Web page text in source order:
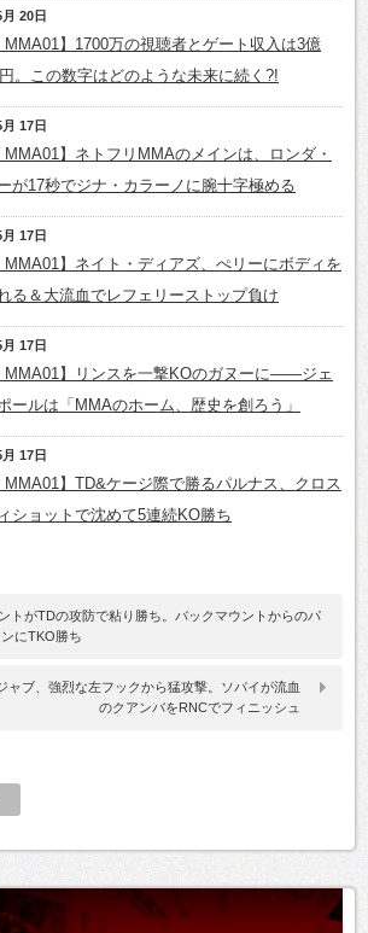
20日
MMA01】1700万の視聴者とゲート収入は3億
。この数字はどのような未来に続く?!
17日
MMA01】ネトフリMMAのメインは、ロンダ・
が17秒でジナ・カラーノに腕十字極める
17日
MMA01】ネイト・ディアズ、ぺリーにボディを
る＆大流血でレフェリーストップ負け
17日
MMA01】リンスを一撃KOのガヌーに――ジェ
ールは「MMAのホーム、歴史を創ろう」
17日
MMA01】TD&ケージ際で勝るパルナス、クロス
ショットで沈めて5連続KO勝ち
トがTDの攻防で粘り勝ち。バックマウントからのパ
にTKO勝ち
ャブ、強烈な左フックから猛攻撃。ソパイが流血
のクアンバをRNCでフィニッシュ